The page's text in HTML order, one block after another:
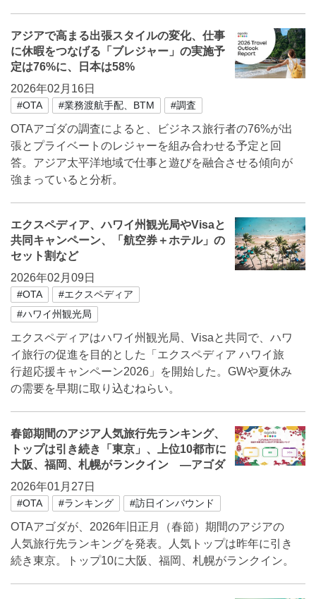
アジアで高まる出張スタイルの変化、仕事
に休暇をつなげる「ブレジャー」の実施予
定は76%に、日本は58%
2026年02月16日
#OTA #業務渡航手配、BTM #調査
OTAアゴダの調査によると、ビジネス旅行者の76%が出
張とプライベートのレジャーを組み合わせる予定と回
答。アジア太平洋地域で仕事と遊びを融合させる傾向が
強まっていると分析。
エクスペディア、ハワイ州観光局やVisaと
共同キャンペーン、「航空券＋ホテル」の
セット割など
2026年02月09日
#OTA
#エクスペディア
#ハワイ州観光局
エクスペディアはハワイ州観光局、Visaと共同で、ハワ
イ旅行の促進を目的とした「エクスペディア ハワイ旅
行超応援キャンペーン2026」を開始した。GWや夏休み
の需要を早期に取り込むねらい。
春節期間のアジア人気旅行先ランキング、
トップは引き続き「東京」、上位10都市に
大阪、福岡、札幌がランクイン ―アゴダ
2026年01月27日
#OTA #ランキング #訪日インバウンド
OTAアゴダが、2026年旧正月（春節）期間のアジアの
人気旅行先ランキングを発表。人気トップは昨年に引き
続き東京。トップ10に大阪、福岡、札幌がランクイン。